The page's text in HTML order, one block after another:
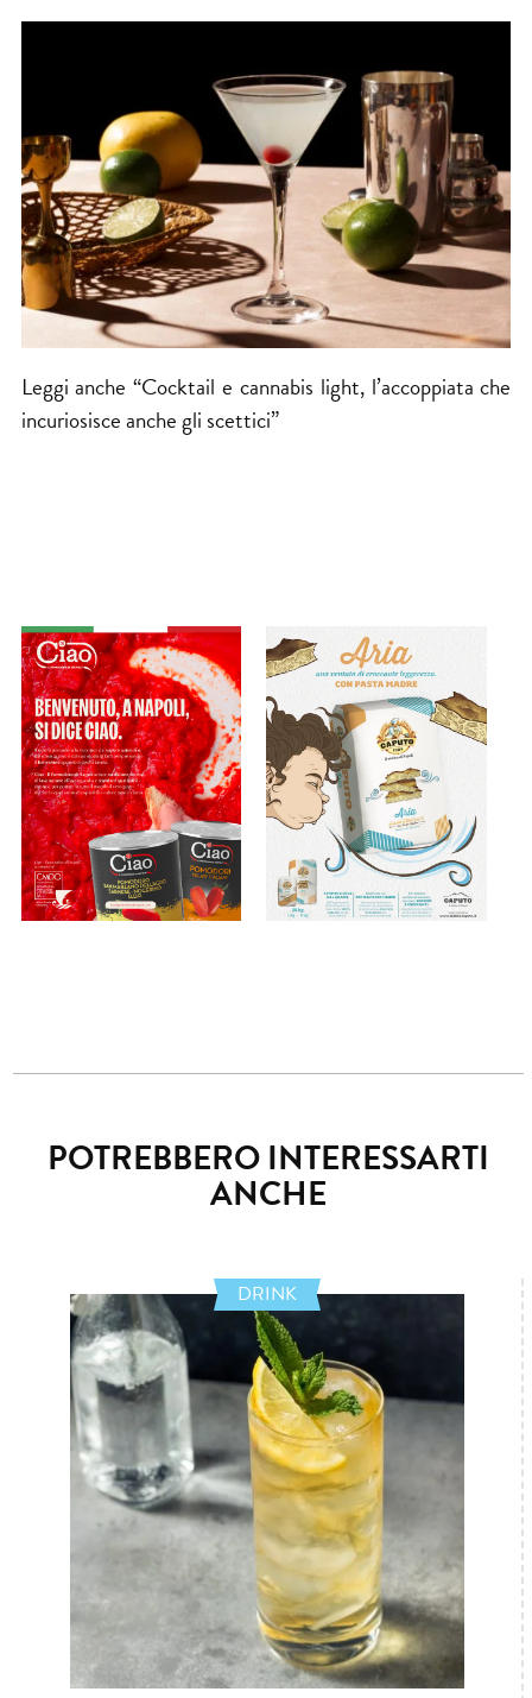
Leggi anche “Cocktail e cannabis light, l’accoppiata che
incuriosisce anche gli scettici”
POTREBBERO INTERESSARTI
ANCHE
DRINK